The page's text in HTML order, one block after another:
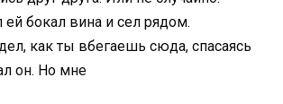
ей бокал вина и сел рядом.
как ты вбегаешь сюда, спасаясь
он. Но мне